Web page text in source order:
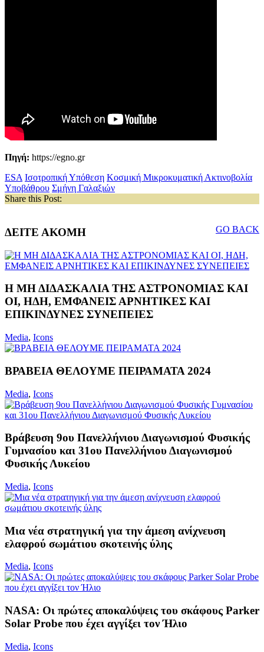
Πηγή: https://egno.gr
ESA Ισοτροπική Υπόθεση Κοσμική Μικροκυματική Ακτινοβολία
Υποβάθρου Σμήνη Γαλαξιών
Share this Post:
GO BACK
ΔΕΙΤΕ ΑΚΟΜΗ
Η ΜΗ ΔΙΔΑΣΚΑΛΙΑ ΤΗΣ ΑΣΤΡΟΝΟΜΙΑΣ ΚΑΙ
ΟΙ, ΗΔΗ, ΕΜΦΑΝΕΙΣ ΑΡΝΗΤΙΚΕΣ ΚΑΙ
ΕΠΙΚΙΝΔΥΝΕΣ ΣΥΝΕΠΕΙΕΣ
Media, Icons
ΒΡΑΒΕΙΑ ΘΕΛΟΥΜΕ ΠΕΙΡΑΜΑΤΑ 2024
Media, Icons
Βράβευση 9ου Πανελλήνιου Διαγωνισμού Φυσικής
Γυμνασίου και 31ου Πανελλήνιου Διαγωνισμού
Φυσικής Λυκείου
Media, Icons
Μια νέα στρατηγική για την άμεση ανίχνευση
ελαφρού σωμάτιου σκοτεινής ύλης
Media, Icons
NASA: Οι πρώτες αποκαλύψεις του σκάφους Parker
Solar Probe που έχει αγγίξει τον Ήλιο
Media, Icons